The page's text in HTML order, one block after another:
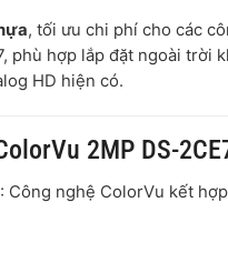
, tối ưu chi phí cho các
phù hợp lắp đặt ngoài trời
HD hiện có.
2MP DS-
: Công nghệ ColorVu kết